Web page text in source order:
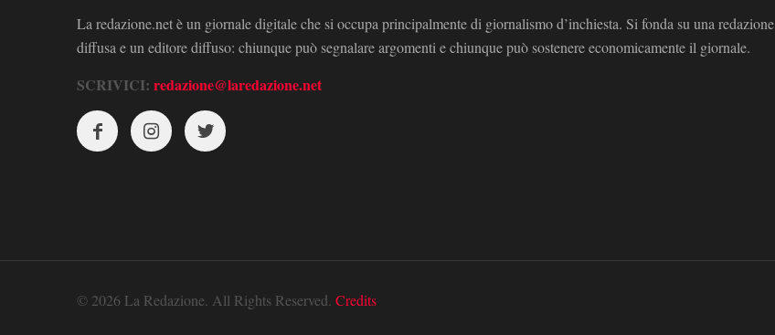
La redazione.net è un giornale digitale che si occupa principalmente di giornalismo d’inchiesta. Si fonda su una redazione
diffusa e un editore diffuso: chiunque può segnalare argomenti e chiunque può sostenere economicamente il giornale.
SCRIVICI: redazione@laredazione.net
© 2026 La Redazione. All Rights Reserved. Credits